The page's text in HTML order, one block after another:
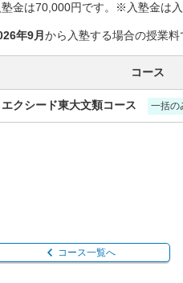
塾金は70,000円です。※入塾金は
年9月 から入塾する場合の授業料
コース
エクシード東大文類コース 一括の
コース一覧へ